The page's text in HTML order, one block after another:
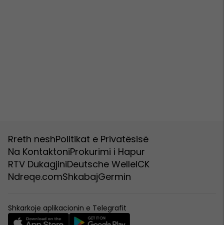
Rreth neshPolitikat e Privatësisë
Na KontaktoniProkurimi i Hapur
RTV DukagjiniDeutsche WelleICK
Ndreqe.comShkabajGermin
Shkarkoje aplikacionin e Telegrafit